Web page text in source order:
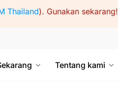
Thailand). Gunakan sekarang!
Tentang kami